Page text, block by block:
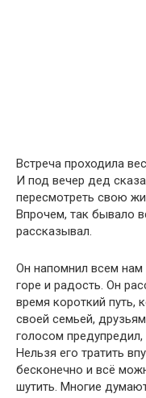
Встреча проходила
И под вечер дед
пересмотреть свою
Впрочем, так бывало
рассказывал.
Он напомнил всем
горе и радость. Он
время короткий путь,
своей семьей,
голосом
Нельзя его тратить
бесконечно и всё
шутить. Многие